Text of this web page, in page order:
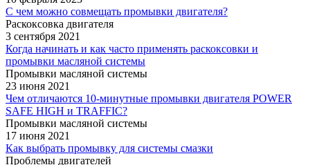
С чем можно совмещать промывки двигателя?
Раскоксовка двигателя
3 сентября 2021
Когда начинать и как часто применять раскоксовки и
промывки масляной системы
Промывки масляной системы
23 июня 2021
Чем отличаются 10-минутные промывки двигателя POWER
SAFE HIGH и TRAFFIC?
Промывки масляной системы
17 июня 2021
Как выбрать промывку для системы смазки
Проблемы двигателей